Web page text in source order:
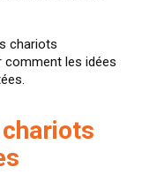
chariots
comment les idées